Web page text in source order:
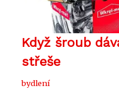
Když šroub
střeše
bydlení